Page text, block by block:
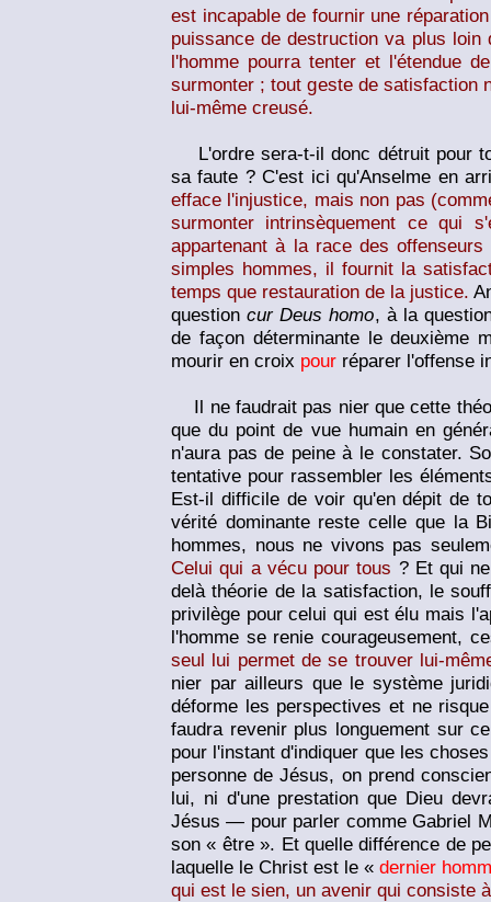
est incapable de fournir une
puissance de destruction va plus
l'homme pourra tenter et l'étendue
surmonter ; tout geste de satisfaction
lui-même creusé.
L'ordre sera-t-il donc détruit pour
sa faute ? C'est ici qu'Anselme en
efface l'injustice, mais non pas
surmonter intrinsèquement ce qui
appartenant à la race des
simples hommes, il fournit la
temps que restauration de la justice.
questioncur Deus homo, à la
de façon déterminante le deuxième
mourir en croix pour réparer l'offense
Il ne faudrait pas nier que cette
que du point de vue humain en
n'aura pas de peine à le constater.
tentative pour rassembler les
Est-il difficile de voir qu'en dépit de
vérité dominante reste celle que la
hommes, nous ne vivons pas
Celui qui a vécu pour tous ? Et qui
delà théorie de la satisfaction, le
privilège pour celui qui est élu mais
l'homme se renie courageusement,
seul lui permet de se trouver lui-
nier par ailleurs que le système
déforme les perspectives et ne
faudra revenir plus longuement sur
pour l'instant d'indiquer que les
personne de Jésus, on prend
lui, ni d'une prestation que Dieu
Jésus — pour parler comme Gabriel
son « être ». Et quelle différence de
laquelle le Christ est le «dernier
qui est le sien, un avenir qui consiste